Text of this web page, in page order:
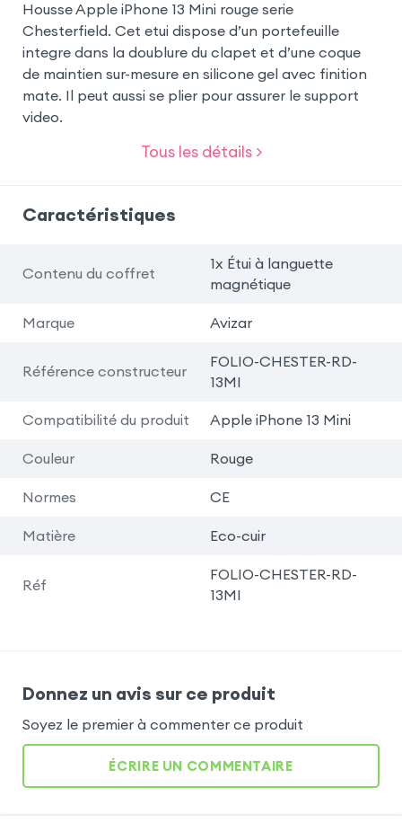
Housse Apple iPhone 13 Mini rouge serie
Chesterfield. Cet etui dispose d’un portefeuille
integre dans la doublure du clapet et d’une coque
de maintien sur-mesure en silicone gel avec finition
mate. Il peut aussi se plier pour assurer le support
video.
Tous les détails >
Caractéristiques
Contenu du coffret
1x Étui à languette
magnétique
Marque Avizar
Référence constructeur
FOLIO-CHESTER-RD-
13MI
Compatibilité du produit Apple iPhone 13 Mini
Couleur Rouge
Normes CE
Matière Eco-cuir
Réf
FOLIO-CHESTER-RD-
13MI
Donnez un avis sur ce produit
Soyez le premier à commenter ce produit
ÉCRIRE UN COMMENTAIRE